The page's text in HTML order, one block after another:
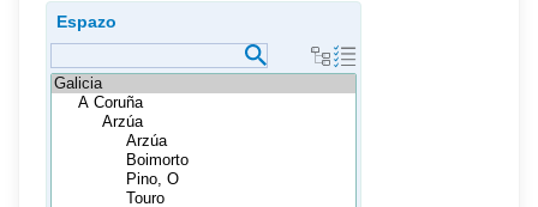
Espazo